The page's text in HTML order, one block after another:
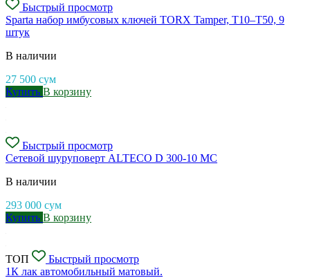
Быстрый просмотр
Sparta набор имбусовых ключей TORX Tamper, T10–T50, 9
штук
В наличии
27 500 сум
Купить В корзину
Быстрый просмотр
Сетевой шуруповерт ALTECO D 300-10 MC
В наличии
293 000 сум
Купить В корзину
ТОП
Быстрый просмотр
1К лак автомобильный матовый.